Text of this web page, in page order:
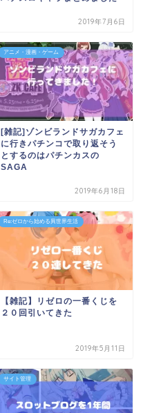
2019年7月6日
アニメ・漫画・ゲーム
[雑記]ゾンビランドサガカフェ
に行きパチンコで取り返そう
とするのはパチンカスの
SAGA
2019年6月18日
Re:ゼロから始める異世界生活
【雑記】リゼロの一番くじを
２０回引いてきた
2019年5月11日
サイト管理